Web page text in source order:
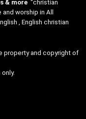
& more “christian
worship in All
, English christian
property and copyright of